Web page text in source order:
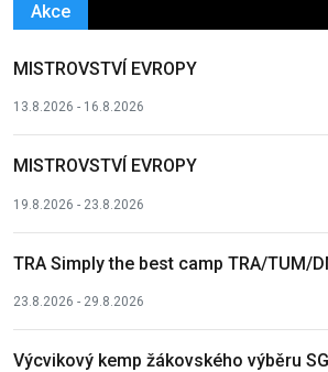
Akce
MISTROVSTVÍ EVROPY
13.8.2026 - 16.8.2026
MISTROVSTVÍ EVROPY
19.8.2026 - 23.8.2026
TRA Simply the best camp TRA/TUM/
23.8.2026 - 29.8.2026
Výcvikový kemp žákovského výběru